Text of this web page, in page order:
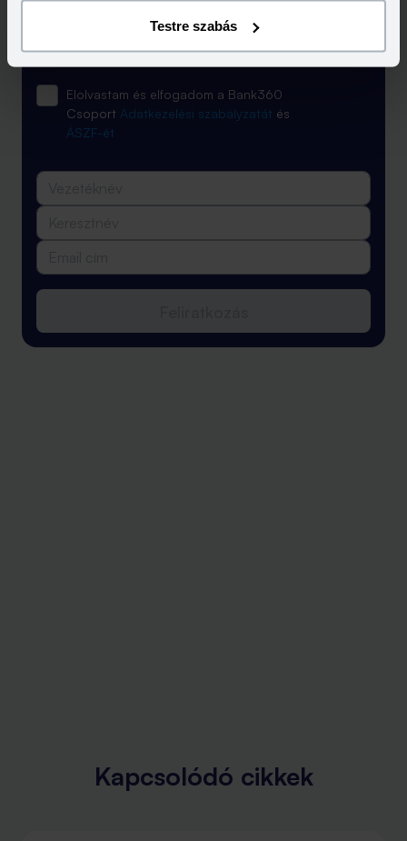
Testre szabás
A legfrissebb újdonságok
egyenesen a postaládádba!
Elolvastam és elfogadom a Bank360
Csoport Adatkezelési szabályzatát és
ÁSZF-ét
Kapcsolódó cikkek